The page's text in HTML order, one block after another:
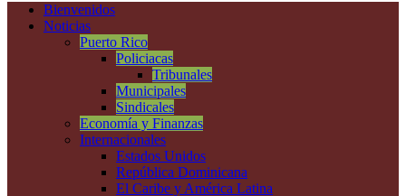
Bienvenidos
Noticias
Puerto Rico
Policiacas
Tribunales
Municipales
Sindicales
Economía y Finanzas
Internacionales
Estados Unidos
República Dominicana
El Caribe y América Latina